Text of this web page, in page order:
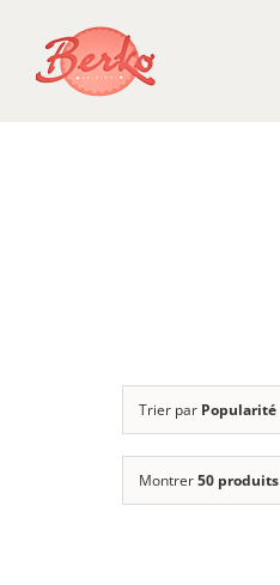
contenu
Trier par Popularité
Montrer50 produits